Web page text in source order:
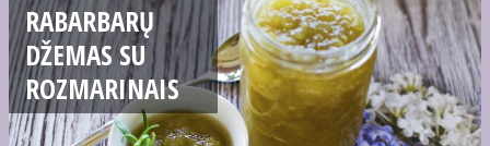
RABARBARŲ
DŽEMAS SU
ROZMARINAIS